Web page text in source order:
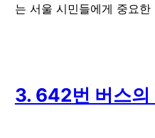
는 서울 시민들에게 중요
3. 642번 버스의